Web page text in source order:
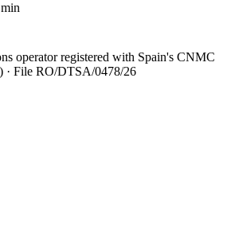
operator registered with Spain's CNMC
· File RO/DTSA/0478/26